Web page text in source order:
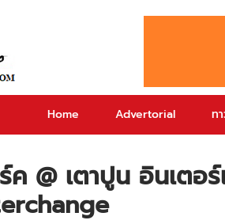
Home Advertorial ท
@ เตาปูน อินเตอ